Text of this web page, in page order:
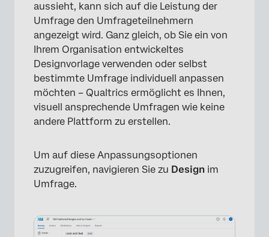
FAQs
aussieht, kann sich auf die Leistung der
Umfrage den Umfrageteilnehmern
angezeigt wird. Ganz gleich, ob Sie ein von
Ihrem Organisation entwickeltes
Designvorlage verwenden oder selbst
bestimmte Umfrage individuell anpassen
möchten – Qualtrics ermöglicht es Ihnen,
visuell ansprechende Umfragen wie keine
andere Plattform zu erstellen.
Um auf diese Anpassungsoptionen
zuzugreifen, navigieren Sie zu Design im
Umfrage.